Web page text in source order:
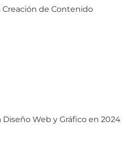
de Contenido
Web y Gráfico en 2024